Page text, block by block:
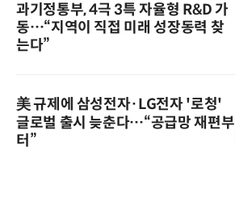
과기정통부, 4극 3특 자율형 R&D 가
동…“지역이 직접 미래 성장동력 찾
는다”
美 규제에 삼성전자·LG전자 '로청'
글로벌 출시 늦춘다…“공급망 재편부
터”